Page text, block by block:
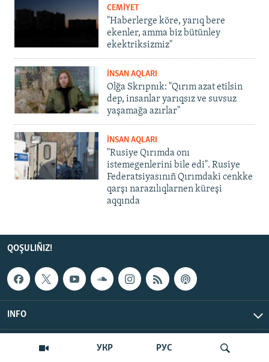
УКР РУС
CEMİYET
"Haberlerge köre, yarıq bere
ekenler, amma biz bütünley
ekektriksizmiz"
İNSAN AQLARI
Olğa Skrıpnık: "Qırım azat etilsin
dep, insanlar yarıqsız ve suvsuz
yaşamağa azırlar"
İNSAN AQLARI
"Rusiye Qırımda onı
istemegenlerini bile edi". Rusiye
Federatsiyasınıñ Qırımdaki cenkke
qarşı narazılıqlarnen küreşi
aqqında
QOŞULIÑIZ!
INFO
© Qırım.Aqiqat, 2026 | All Rights Reserved.